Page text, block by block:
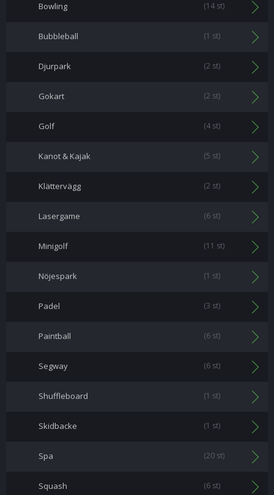
Bowling (14 st)
Bubbleball (1 st)
Djurpark (2 st)
Gokart (2 st)
Golf (4 st)
Kanot & Kajak (5 st)
Klättervägg (2 st)
Lasergame (6 st)
Minigolf (11 st)
Nöjespark (1 st)
Padel (3 st)
Paintball (6 st)
Segway (6 st)
Shuffleboard (1 st)
Skidbacke (1 st)
Spa (20 st)
Squash (6 st)